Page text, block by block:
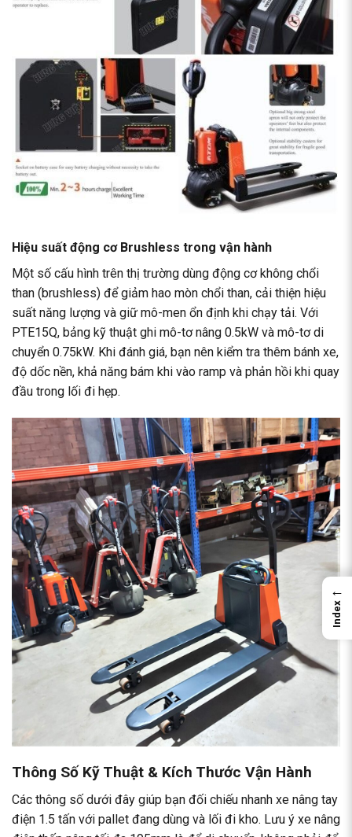
Hiệu suất động cơ Brushless trong vận hành
Một số cấu hình trên thị trường dùng động cơ không chổi
than (brushless) để giảm hao mòn chổi than, cải thiện hiệu
suất năng lượng và giữ mô-men ổn định khi chạy tải. Với
PTE15Q, bảng kỹ thuật ghi mô-tơ nâng 0.5kW và mô-tơ di
chuyển 0.75kW. Khi đánh giá, bạn nên kiểm tra thêm bánh xe,
độ dốc nền, khả năng bám khi vào ramp và phản hồi khi quay
đầu trong lối đi hẹp.
Thông Số Kỹ Thuật & Kích Thước Vận Hành
Các thông số dưới đây giúp bạn đối chiếu nhanh xe nâng tay
điện 1.5 tấn với pallet đang dùng và lối đi kho. Lưu ý xe nâng
←
Index